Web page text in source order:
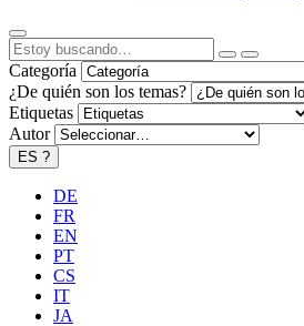
Categoría
¿De quién son los temas?
Etiquetas
Autor
ES ?
DE
FR
EN
PT
CS
IT
JA